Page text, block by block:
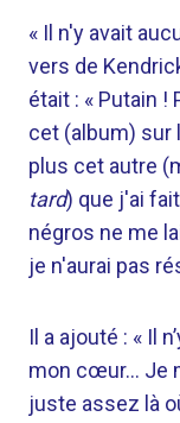
« Il n'y avait
vers de
était : « Putain
cet (album) sur
plus cet autre
tard) que j'ai
négros ne me
je n'aurai pas
Il a ajouté : « Il
mon cœur… Je
juste assez là